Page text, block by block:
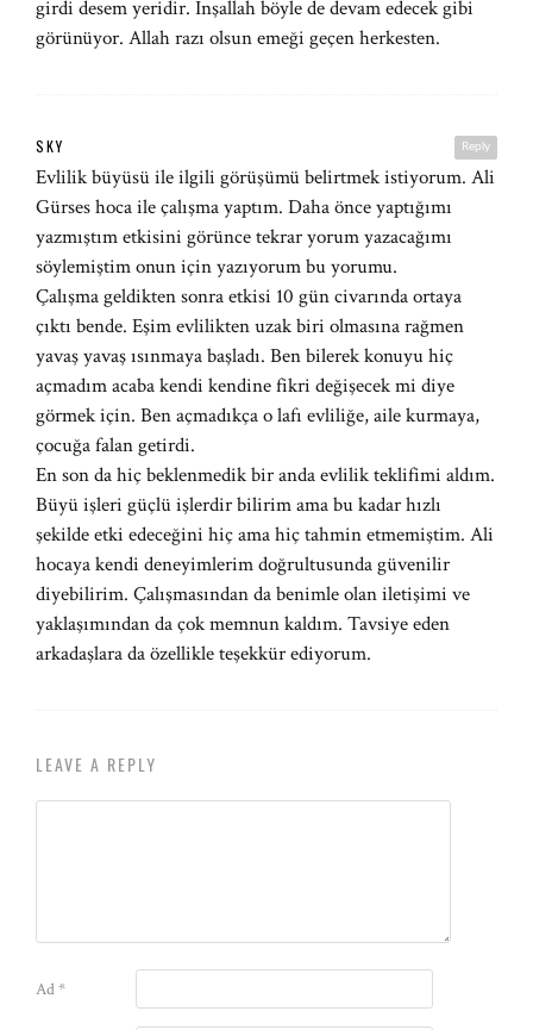
girdi desem yeridir. Inşallah böyle de devam edecek gibi
görünüyor. Allah razı olsun emeği geçen herkesten.
Reply
SKY
Evlilik büyüsü ile ilgili görüşümü belirtmek istiyorum. Ali
Gürses hoca ile çalışma yaptım. Daha önce yaptığımı
yazmıştım etkisini görünce tekrar yorum yazacağımı
söylemiştim onun için yazıyorum bu yorumu.
Çalışma geldikten sonra etkisi 10 gün civarında ortaya
çıktı bende. Eşim evlilikten uzak biri olmasına rağmen
yavaş yavaş ısınmaya başladı. Ben bilerek konuyu hiç
açmadım acaba kendi kendine fikri değişecek mi diye
görmek için. Ben açmadıkça o lafı evliliğe, aile kurmaya,
çocuğa falan getirdi.
En son da hiç beklenmedik bir anda evlilik teklifimi aldım.
Büyü işleri güçlü işlerdir bilirim ama bu kadar hızlı
şekilde etki edeceğini hiç ama hiç tahmin etmemiştim. Ali
hocaya kendi deneyimlerim doğrultusunda güvenilir
diyebilirim. Çalışmasından da benimle olan iletişimi ve
yaklaşımından da çok memnun kaldım. Tavsiye eden
arkadaşlara da özellikle teşekkür ediyorum.
LEAVE A REPLY
Ad*